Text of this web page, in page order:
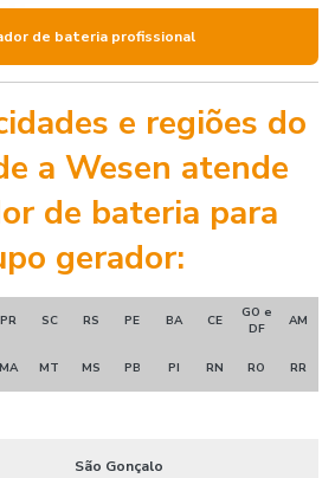
de bateria profissional
e regiões do
a Wesen atende
de bateria para
gerador:
PR SC RS PE BA CE
GO e
DF
AM
MA MT MS PB PI RN RO RR
São Gonçalo